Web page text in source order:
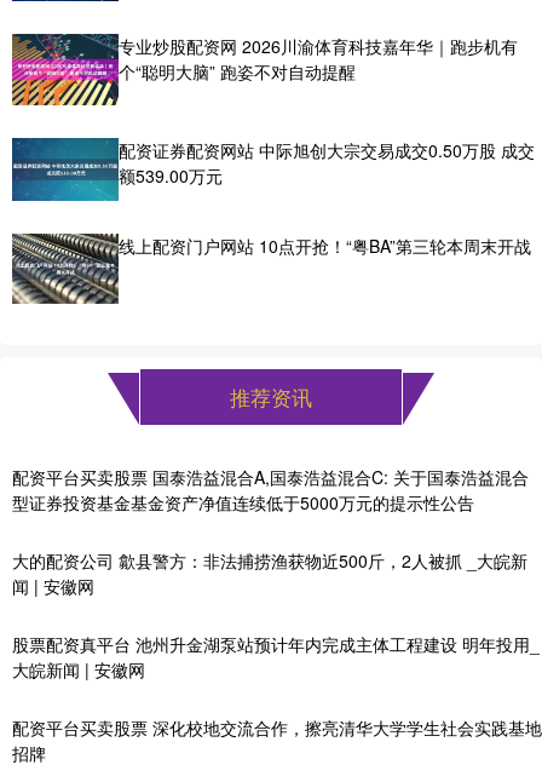
专业炒股配资网 2026川渝体育科技嘉年华｜跑步机有
个“聪明大脑” 跑姿不对自动提醒
配资证券配资网站 中际旭创大宗交易成交0.50万股 成交
额539.00万元
线上配资门户网站 10点开抢！“粤BA”第三轮本周末开战
推荐资讯
配资平台买卖股票 国泰浩益混合A,国泰浩益混合C: 关于国泰浩益混合
型证券投资基金基金资产净值连续低于5000万元的提示性公告
大的配资公司 歙县警方：非法捕捞渔获物近500斤，2人被抓 _大皖新
闻 | 安徽网
股票配资真平台 池州升金湖泵站预计年内完成主体工程建设 明年投用_
大皖新闻 | 安徽网
配资平台买卖股票 深化校地交流合作，擦亮清华大学学生社会实践基地
招牌